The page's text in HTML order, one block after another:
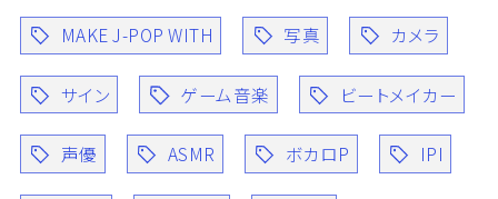
MAKE J-POP WITH 写真 カメラ
サイン ゲーム音楽 ビートメイカー
声優 ASMR ボカロP IPI